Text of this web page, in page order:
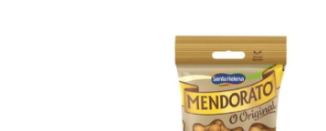
PERFUMARIA E HIGIENE PESSOAL